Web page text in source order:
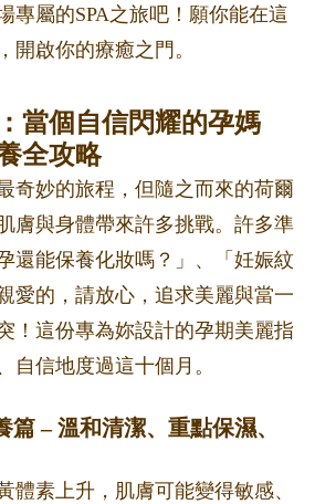
專屬的SPA之旅吧！願你能在這
開啟你的療癒之門。
當個自信閃耀的孕媽
全攻略
奇妙的旅程，但隨之而來的荷爾
膚與身體帶來許多挑戰。許多準
還能保養化妝嗎？」、「妊娠紋
愛的，請放心，追求美麗與當一
！這份專為妳設計的孕期美麗指
自信地度過這十個月。
– 溫和清潔、重點保濕、
體素上升，肌膚可能變得敏感、